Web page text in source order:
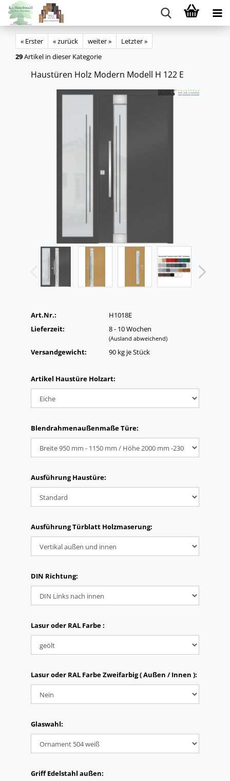
« Erster « zurück weiter »
Letzter »
29Artikel in dieser Kategorie
Haus­tü­ren Holz Mo­dern Mo­dell H 122 E
Art.Nr.:
H1018E
Lieferzeit:
8 - 10 Wochen
(Ausland abweichend)
Versandgewicht: 90kg je Stück
Artikel Haustüre Holzart:
Blendrahmenaußenmaße Türe:
Ausführung Haustüre:
Ausführung Türblatt Holzmaserung:
DIN Richtung:
Lasur oder RAL Farbe :
Lasur oder RAL Farbe Zweifarbig ( Außen / Innen ):
Glaswahl:
Griff Edelstahl außen: